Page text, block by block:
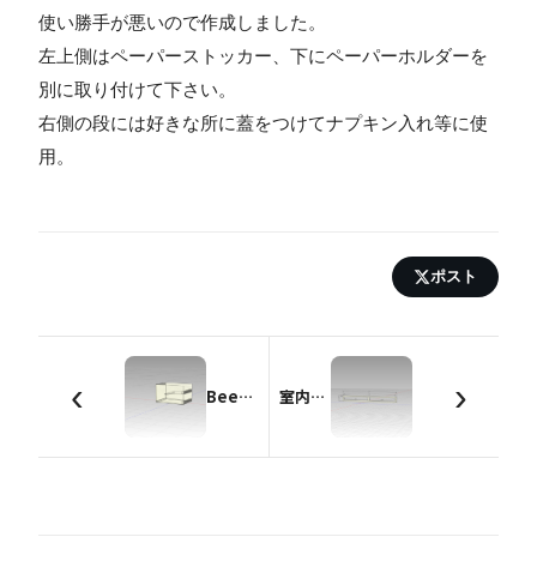
使い勝手が悪いので作成しました。
左上側はペーパーストッカー、下にペーパーホルダーを
別に取り付けて下さい。
右側の段には好きな所に蓋をつけてナプキン入れ等に使
用。
ポスト
‹ Beerストッカー6本用（350ml缶用） 室内用網戸 ›